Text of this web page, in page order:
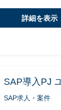
・SDのプロセス
の確認をしながら
・プロセスチー
詳細を表示
SAP導入PJ
SAP求人・案件